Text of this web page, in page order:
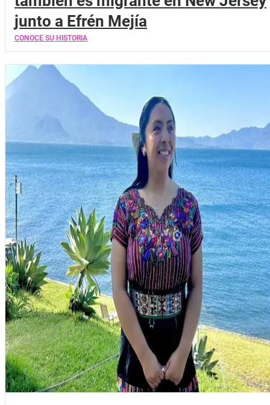
junto a Efrén Mejía
CONOCE SU HISTORIA